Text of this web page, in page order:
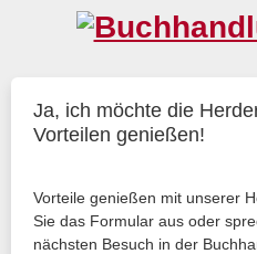
Ja, ich möchte die
Vorteilen genießen!
Vorteile genießen mit unserer
Sie das Formular aus oder
nächsten Besuch in der